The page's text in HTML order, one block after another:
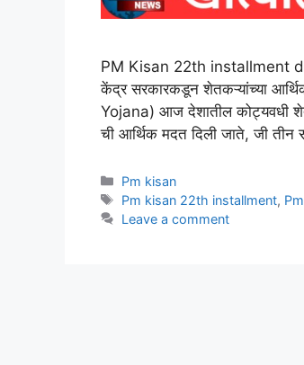
PM Kisan 22th installment
केंद्र सरकारकडून शेतकऱ्यांच्या
Yojana) आज देशातील कोट्यवधी
ची आर्थिक मदत दिली जाते, जी तीन
Categories
Pm kisan
Tags
Pm kisan 22th installment,
Leave a comment